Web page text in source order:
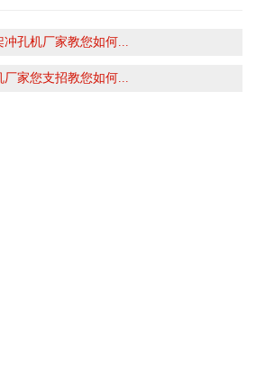
孔机厂家教您如何...
家您支招教您如何...